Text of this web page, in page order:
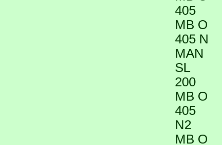
405
MB O
405 N
MAN
SL
200
MB O
405
N2
MB O